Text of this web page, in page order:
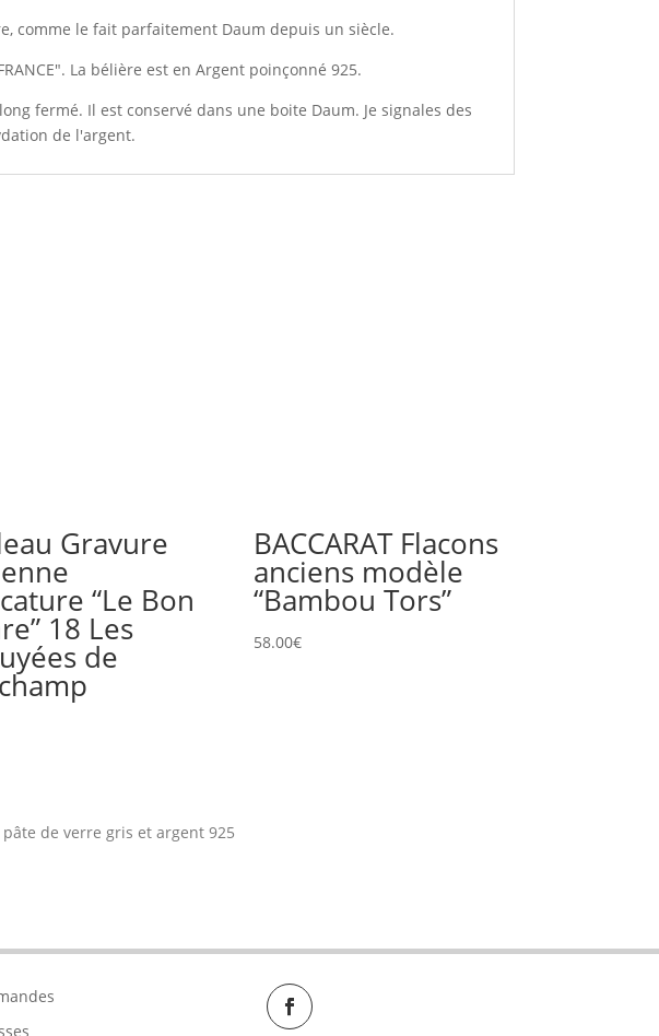
comme le fait parfaitement Daum depuis un siècle.
La bélière est en Argent poinçonné 925.
fermé. Il est conservé dans une boite Daum. Je signales des
de l'argent.
Gravure
“Le Bon
18 Les
de
BACCARAT Flacons
anciens modèle
“Bambou Tors”
58.00€
de verre gris et argent 925